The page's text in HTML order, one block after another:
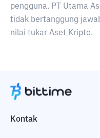
pengguna. PT Utama
tidak bertanggung
nilai tukar Aset Kripto.
Kontak